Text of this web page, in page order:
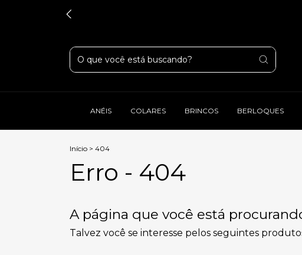
ANÉIS COLARES BRINCOS BERLOQUES
Início > 404
Erro - 404
A página que você está
Talvez você se interesse pelos seguintes